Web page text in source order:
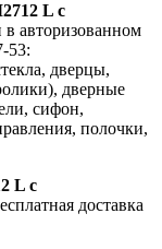
L с
в авторизованном
53:
дверцы,
дверные
сифон,
полочки,
L с
доставка